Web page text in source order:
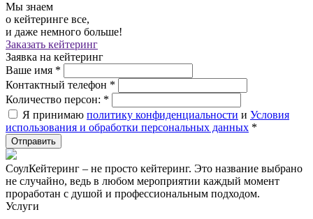
Мы знаем
о кейтеринге все,
и даже немного больше!
Заказать кейтеринг
Заявка на кейтеринг
Ваше имя *
Контактный телефон *
Количество персон: *
Я принимаю политику конфиденциальности и Условия
использования и обработки персональных данных *
СоулКейтеринг – не просто кейтеринг. Это название выбрано
не случайно, ведь в любом мероприятии каждый момент
проработан с душой и профессиональным подходом.
Услуги